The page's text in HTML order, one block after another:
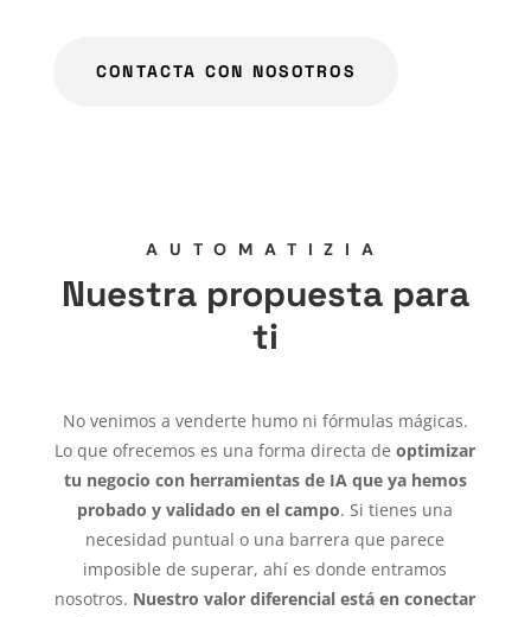
CONTACTA CON NOSOTROS
AUTOMATIZIA
Nuestra propuesta para
ti
No venimos a venderte humo ni fórmulas mágicas.
Lo que ofrecemos es una forma directa deoptimizar
tu negocio con herramientas de IA que ya hemos
probado y validado en el campo. Si tienes una
necesidad puntual o una barrera que parece
imposible de superar, ahí es donde entramos
nosotros. Nuestro valor diferencial está en conectar